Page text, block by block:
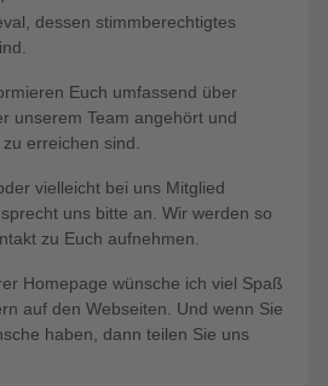
dessen stimmberechtigtes
Euch umfassend über
unserem Team angehört und
erreichen sind.
vielleicht bei uns Mitglied
uns bitte an. Wir werden so
zu Euch aufnehmen.
Homepage wünsche ich viel Spaß
auf den Webseiten. Und wenn Sie
haben, dann teilen Sie uns